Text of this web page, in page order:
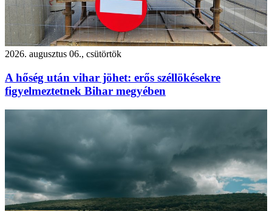
2026. augusztus 06., csütörtök
A hőség után vihar jöhet: erős széllökésekre
figyelmeztetnek Bihar megyében